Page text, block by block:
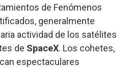
de Fenómenos
generalmente
actividad de los satélites
de SpaceX. Los cohetes,
espectaculares